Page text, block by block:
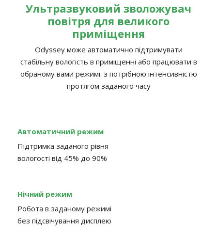
Ультразвуковий зволожувач
повітря для великого
приміщення
Odyssey може автоматично підтримувати
стабільну вологість в приміщенні або працювати в
обраному вами режимі: з потрібною інтенсивністю
протягом заданого часу
Автоматичний режим
Підтримка заданого рівня
вологості від 45% до 90%
Нічний режим
Робота в заданому режимі
без підсвічування дисплею